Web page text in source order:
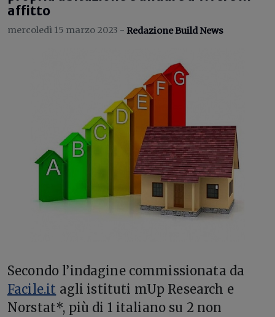
affitto
mercoledì 15 marzo 2023 - Redazione Build News
Secondo l’indagine commissionata da
Facile.it agli istituti mUp Research e
Norstat*, più di 1 italiano su 2 non